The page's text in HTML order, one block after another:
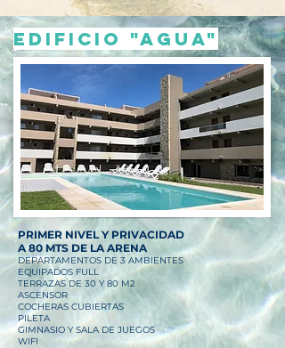
Edificio "agua"
PRIMER NIVEL Y PRIVACIDAD
A 80 MTS DE LA ARENA
DEPARTAMENTOS DE 3 AMBIENTES
EQUIPADOS FULL
TERRAZAS DE 30 Y 80 M2
ASCENSOR
COCHERAS CUBIERTAS
PILETA
GIMNASIO Y SALA DE JUEGOS
WIFI